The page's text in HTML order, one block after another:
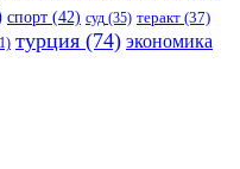
спорт (42) суд (35) теракт (37)
турция (74) экономика